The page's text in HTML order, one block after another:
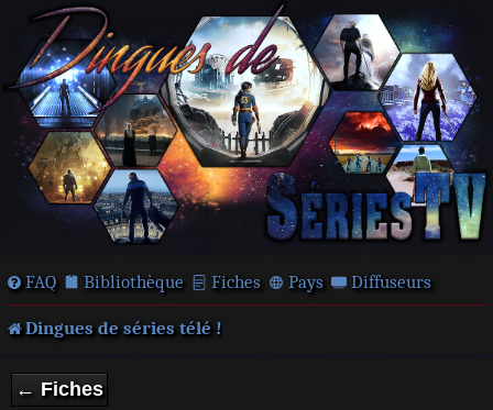
FAQ Bibliothèque Fiches Pays Diffuseurs
Dingues de séries télé !
← Fiches